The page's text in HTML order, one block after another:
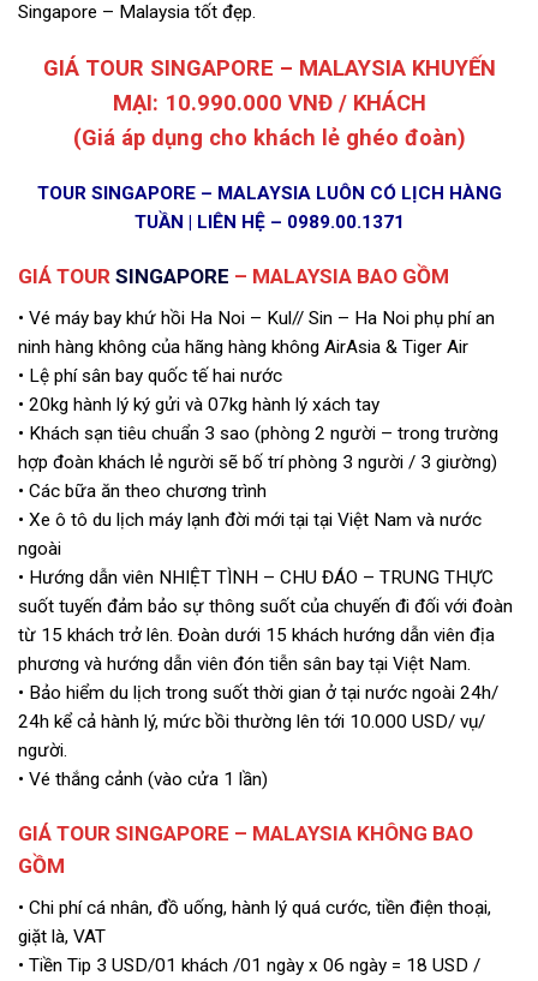
Singapore – Malaysia tốt đẹp.
GIÁ TOUR SINGAPORE – MALAYSIA KHUYẾN
MẠI: 10.990.000 VNĐ / KHÁCH
(Giá áp dụng cho khách lẻ ghéo đoàn)
TOUR SINGAPORE – MALAYSIA LUÔN CÓ LỊCH HÀNG
TUẦN | LIÊN HỆ – 0989.00.1371
GIÁ TOUR SINGAPORE – MALAYSIA BAO GỒM
• Vé máy bay khứ hồi Ha Noi – Kul// Sin – Ha Noi phụ phí an
ninh hàng không của hãng hàng không AirAsia & Tiger Air
• Lệ phí sân bay quốc tế hai nước
• 20kg hành lý ký gửi và 07kg hành lý xách tay
• Khách sạn tiêu chuẩn 3 sao (phòng 2 người – trong trường
hợp đoàn khách lẻ người sẽ bố trí phòng 3 người / 3 giường)
• Các bữa ăn theo chương trình
• Xe ô tô du lịch máy lạnh đời mới tại tại Việt Nam và nước
ngoài
• Hướng dẫn viên NHIỆT TÌNH – CHU ĐÁO – TRUNG THỰC
suốt tuyến đảm bảo sự thông suốt của chuyến đi đối với đoàn
từ 15 khách trở lên. Đoàn dưới 15 khách hướng dẫn viên địa
phương và hướng dẫn viên đón tiễn sân bay tại Việt Nam.
• Bảo hiểm du lịch trong suốt thời gian ở tại nước ngoài 24h/
24h kể cả hành lý, mức bồi thường lên tới 10.000 USD/ vụ/
người.
• Vé thắng cảnh (vào cửa 1 lần)
GIÁ TOUR SINGAPORE – MALAYSIA KHÔNG BAO
GỒM
• Chi phí cá nhân, đồ uống, hành lý quá cước, tiền điện thoại,
giặt là, VAT
• Tiền Tip 3 USD/01 khách /01 ngày x 06 ngày = 18 USD /